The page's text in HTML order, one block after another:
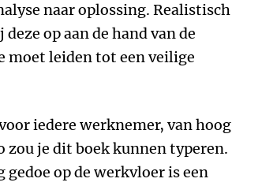
naar oplossing. Realistisch
op aan de hand van de
moet leiden tot een veilige
iedere werknemer, van hoog
zou je dit boek kunnen typeren.
op de werkvloer is een